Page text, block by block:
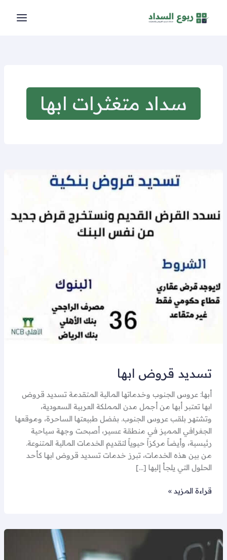
سداد متغثرات ابها
تسديد قروض ابها
أبها: عروس الجنوب وخدماتها المالية المتقدمة تسديد قروض
ابها تعتبر أبها من أجمل مدن المملكة العربية السعودية،
وتشتهر بلقب عروس الجنوب. بفضل طبيعتها الساحرة، وموقعها
الجغرافي المميز في منطقة عسير، أصبحت وجهة سياحية
رئيسية، وأيضاً مركزاً حيوياً لتقديم الخدمات المالية المتنوعة.
من بين هذه الخدمات، تبرز خدمات تسديد قروض ابها كأحد
الحلول التي يلجأ إليها […]
قراءة المزيد »
قروض